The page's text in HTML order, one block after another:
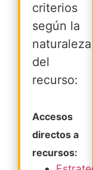
criterios
según la
naturaleza
del
recurso:
Accesos
directos a
recursos: